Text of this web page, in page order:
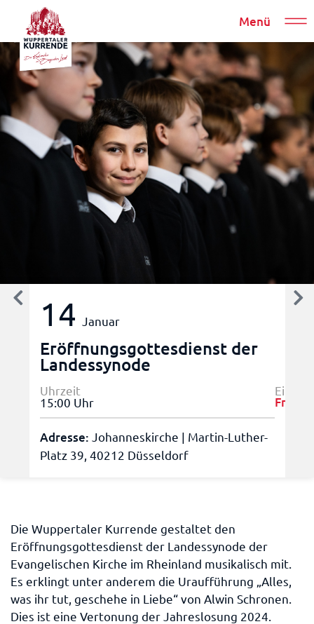
Menü
14 Januar
Eröffnungsgottesdienst der
Landessynode
Uhrzeit
15:00 Uhr
Eintritt
Frei!
Adresse: Johanneskirche | Martin-Luther-
Platz 39, 40212 Düsseldorf
Die Wuppertaler Kurrende gestaltet den
Eröffnungsgottesdienst der Landessynode der
Evangelischen Kirche im Rheinland musikalisch mit.
Es erklingt unter anderem die Uraufführung „Alles,
was ihr tut, geschehe in Liebe“ von Alwin Schronen.
Dies ist eine Vertonung der Jahreslosung 2024.